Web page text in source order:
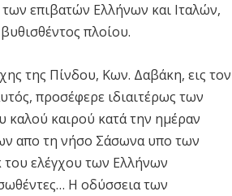
επιβατών Ελλήνων και Ιταλών,
πλοίου.
της Πίνδου, Κων. Δαβάκη, εις τον
προσέφερε ιδιαιτέρως των
καιρού κατά την ημέραν
απο τη νήσο Σάσωνα υπο των
του ελέγχου των Ελλήνων
Η οδύσσεια των